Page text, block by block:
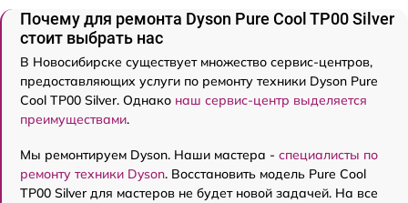
Почему для ремонта Dyson Pure Cool TP00 Silver
стоит выбрать нас
В Новосибирске существует множество сервис-центров,
предоставляющих услуги по ремонту техники Dyson Pure
Cool TP00 Silver. Однако наш сервис-центр выделяется
преимуществами.
Мы ремонтируем Dyson. Наши мастера - специалисты по
ремонту техники Dyson. Восстановить модель Pure Cool
TP00 Silver для мастеров не будет новой задачей. На все